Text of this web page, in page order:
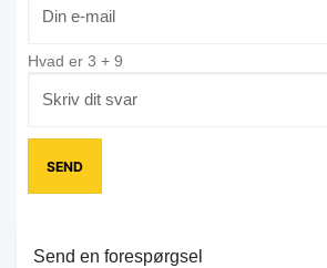
Hvad er 3 + 9
Send en forespørgsel